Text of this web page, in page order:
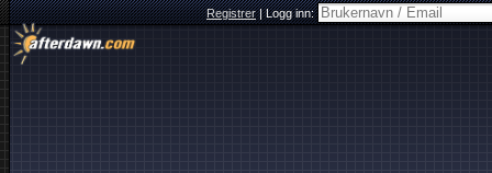
Registrer|Logg inn: